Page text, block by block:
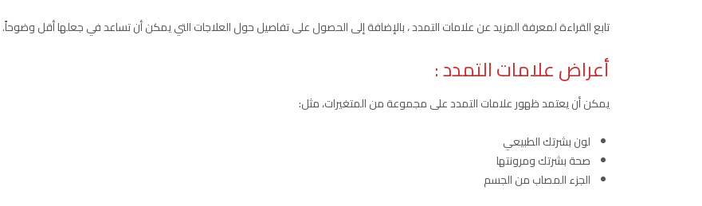
تابع القراءة لمعرفة المزيد عن علامات التمدد ، بالإضافة إلى الحصول على تفاصيل حول العلاجات التي يمكن أن تساعد في جعلها أقل وضوحاً.
أعراض علامات التمدد :
يمكن أن يعتمد ظهور علامات التمدد على مجموعة من المتغيرات، مثل:
لون بشرتك الطبيعي
صحة بشرتك ومرونتها
الجزء المصاب من الجسم